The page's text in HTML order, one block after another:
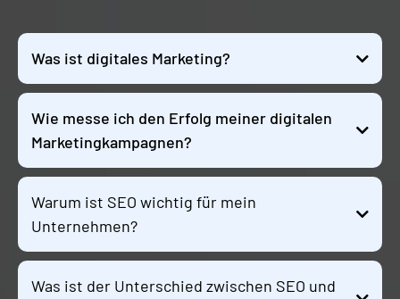
Was ist digitales Marketing?
Wie messe ich den Erfolg meiner digitalen
Marketingkampagnen?
Warum ist SEO wichtig für mein
Unternehmen?
Was ist der Unterschied zwischen SEO und